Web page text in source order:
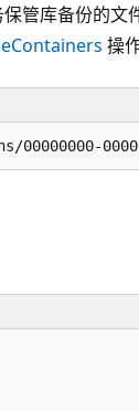
管库备份的文
操